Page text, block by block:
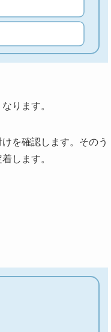
ります。
を確認します。そのう
します。